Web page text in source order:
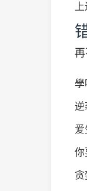
學
逆
爱
你
贪